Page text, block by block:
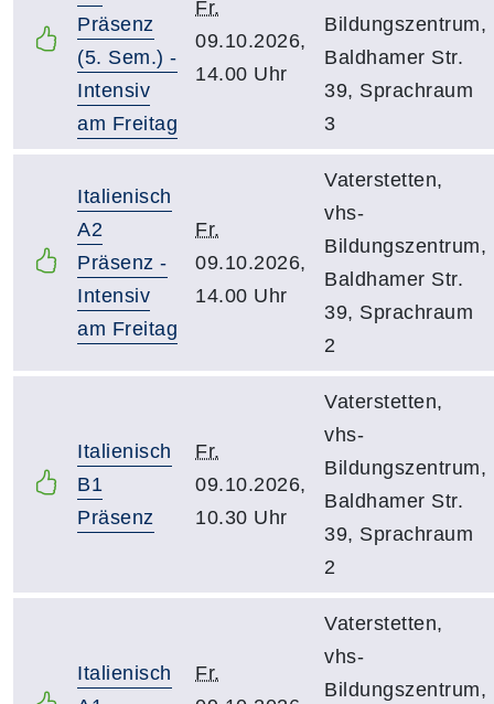
Präsenz
(5. Sem.) -
Intensiv
am Freitag
Fr.
09.10.2026,
14.00 Uhr
Bildungszentrum,
Baldhamer Str.
39, Sprachraum
3
Italienisch
A2
Präsenz -
Intensiv
am Freitag
Fr.
09.10.2026,
14.00 Uhr
Vaterstetten,
vhs-
Bildungszentrum,
Baldhamer Str.
39, Sprachraum
2
Italienisch
B1
Präsenz
Fr.
09.10.2026,
10.30 Uhr
Vaterstetten,
vhs-
Bildungszentrum,
Baldhamer Str.
39, Sprachraum
2
Italienisch
Fr.
Vaterstetten,
vhs-
Bildungszentrum,